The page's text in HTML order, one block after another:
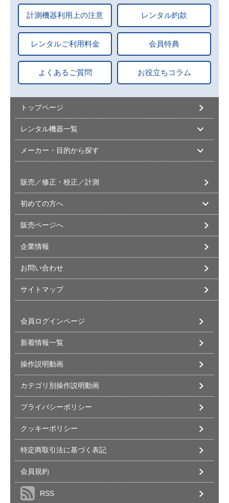
計測機器利用上の注意 レンタル約款
レンタルご利用料金 会員特典
よくあるご質問 お役立ちコラム
トップページ
レンタル機器一覧
メーカー・目的から探す
販売／修正・校正／計測
初めての方へ
販売ページへ
企業情報
お問い合わせ
サイトマップ
会員ログインページ
新着情報一覧
操作説明動画
カテゴリ別操作説明動画
プライバシーポリシー
クッキーポリシー
特定商取引法に基づく表記
会員規約
RSS